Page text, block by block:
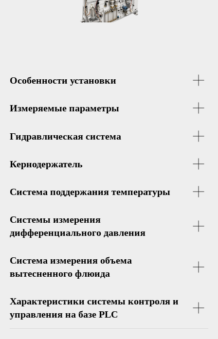
Особенности установки
Измеряемые параметры
Гидравлическая система
Кернодержатель
Система поддержания температуры
Системы измерения
дифференциального давления
Система измерения объема
вытесненного флюида
Характеристики системы контроля и
управления на базе PLC